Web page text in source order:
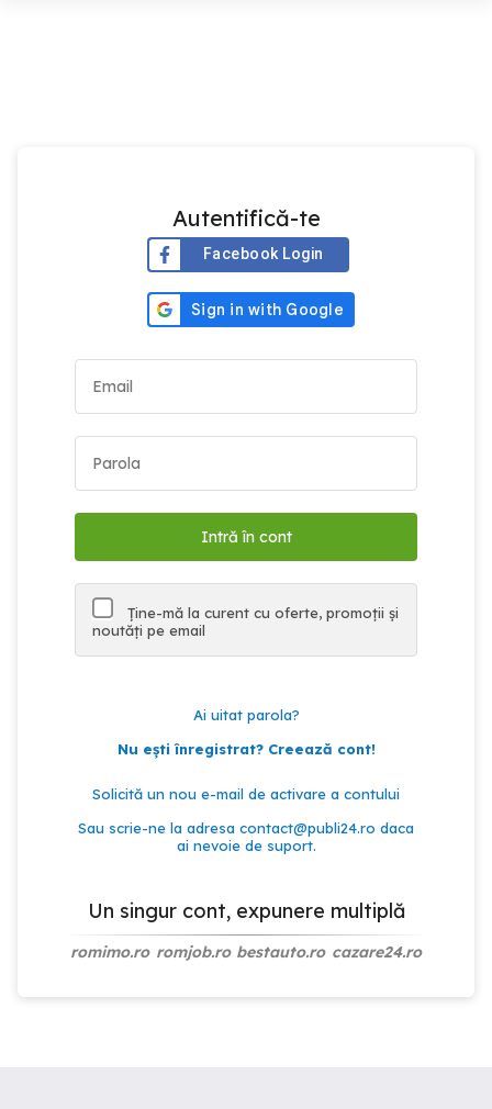
Autentifică-te
Facebook Login
Ține-mă la curent cu oferte, promoții și
noutăți pe email
Ai uitat parola?
Nu ești înregistrat? Creează cont!
Solicită un nou e-mail de activare a contului
Sau scrie-ne la adresa contact@publi24.ro daca
ai nevoie de suport.
Un singur cont, expunere multiplă
romimo.ro romjob.ro bestauto.ro cazare24.ro